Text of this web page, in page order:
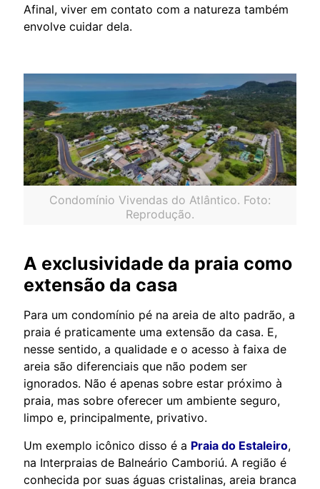
Afinal, viver em contato com a natureza também
envolve cuidar dela.
Condomínio Vivendas do Atlântico. Foto:
Reprodução.
A exclusividade da praia como
extensão da casa
Para um condomínio pé na areia de alto padrão, a
praia é praticamente uma extensão da casa. E,
nesse sentido, a qualidade e o acesso à faixa de
areia são diferenciais que não podem ser
ignorados. Não é apenas sobre estar próximo à
praia, mas sobre oferecer um ambiente seguro,
limpo e, principalmente, privativo.
Um exemplo icônico disso é a Praia do Estaleiro,
na Interpraias de Balneário Camboriú. A região é
conhecida por suas águas cristalinas, areia branca